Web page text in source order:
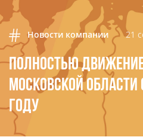
Новости компании 21
ПОЛНОСТЬЮ
МОСКОВСКОЙ ОБЛАСТИ
ГОДУ